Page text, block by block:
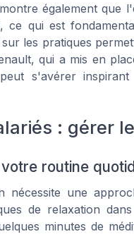
également
ce qui est
les pratiques
qui a mis en
s'avérer
: gérer
routine
nécessite une
de relaxation
minutes de